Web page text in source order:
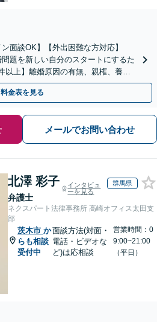
面談OK】【外出困難な方対応】
問題を新しい自分のスタートにするた
以上】離婚原因の有無、親権、養育
・休日相談可】
料金表を見る
メールでお問い合わせ
北澤 彩子
弁護士
インタビュ
ーを見る
群馬県
ネクスパート法律事務所 高崎オフィス太田支
部
茨木市 か
らも相談
受付中
面談方法(対面・
電話・ビデオな
ど)は応相談
営業時間：0
9:00~21:00
（平日）